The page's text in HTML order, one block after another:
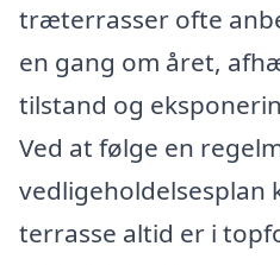
træterrasser ofte
en gang om året,
tilstand og
Ved at følge en
vedligeholdelsesplan
terrasse altid er i